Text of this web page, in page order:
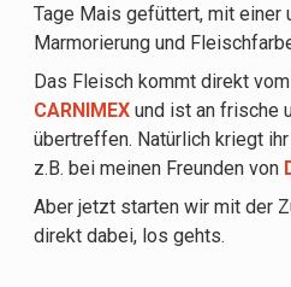
Tage Mais gefüttert, mit einer
Marmorierung und
Das Fleisch kommt direkt
CARNIMEXund ist an frische
übertreffen. Natürlich kriegt
z.B. bei meinen Freunden von
Aber jetzt starten wir mit der
direkt dabei, los gehts.